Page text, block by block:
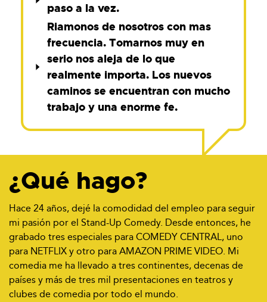
paso a la vez.
Riamonos de nosotros con mas
frecuencia. Tomarnos muy en
serio nos aleja de lo que
realmente importa. Los nuevos
caminos se encuentran con mucho
trabajo y una enorme fe.
¿Qué hago?
Hace 24 años, dejé la comodidad del empleo para seguir
mi pasión por el Stand-Up Comedy. Desde entonces, he
grabado tres especiales para COMEDY CENTRAL, uno
para NETFLIX y otro para AMAZON PRIME VIDEO. Mi
comedia me ha llevado a tres continentes, decenas de
países y más de tres mil presentaciones en teatros y
clubes de comedia por todo el mundo.